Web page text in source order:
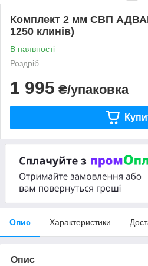
Комплект 2 мм СВП
1250 клинів)
В наявності
Роздріб
1 995 ₴/упаковка
Опис Характеристики
Опис